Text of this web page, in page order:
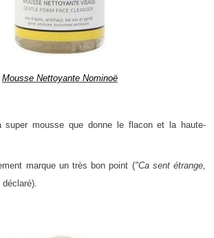
Mousse Nettoyante Nominoë
super mousse que donne le flacon et la haute-
marque un très bon point ("Ca sent étrange,
déclaré).